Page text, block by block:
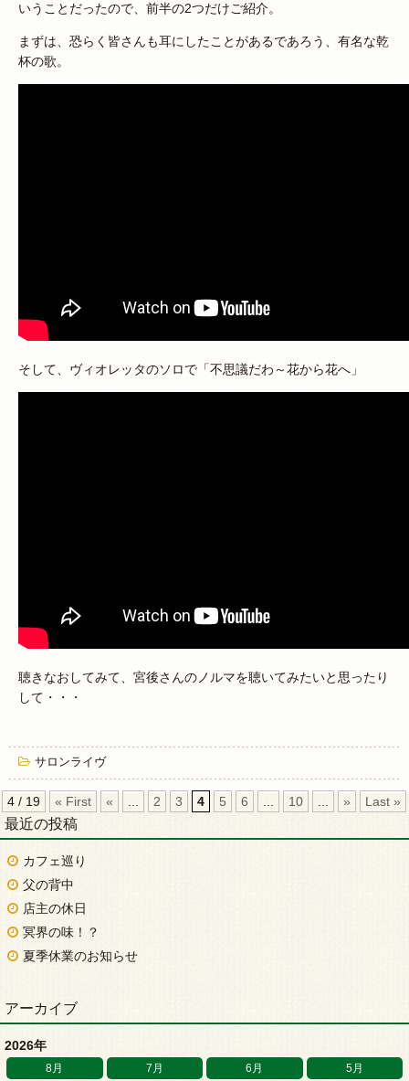
いうことだったので、前半の2つだけご紹介。
まずは、恐らく皆さんも耳にしたことがあるであろう、有名な乾
杯の歌。
そして、ヴィオレッタのソロで「不思議だわ～花から花へ」
聴きなおしてみて、宮後さんのノルマを聴いてみたいと思ったり
して・・・
サロンライヴ
4 / 19 « First « 2 3 4 5 6 10 » Last »
最近の投稿
カフェ巡り
父の背中
店主の休日
冥界の味！？
夏季休業のお知らせ
アーカイブ
2026年
8月 7月 6月 5月